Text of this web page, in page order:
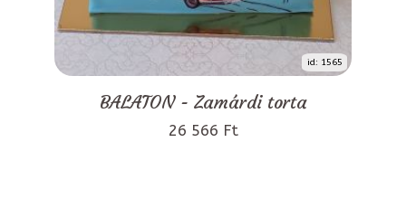
id: 1565
BALATON - Zamárdi torta
26 566 Ft